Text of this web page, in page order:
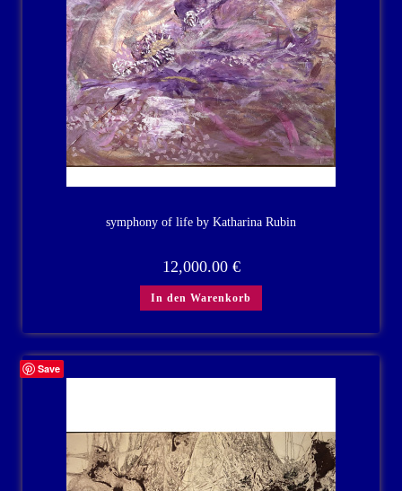
symphony of life by Katharina Rubin
12,000.00 €
In den Warenkorb
Save